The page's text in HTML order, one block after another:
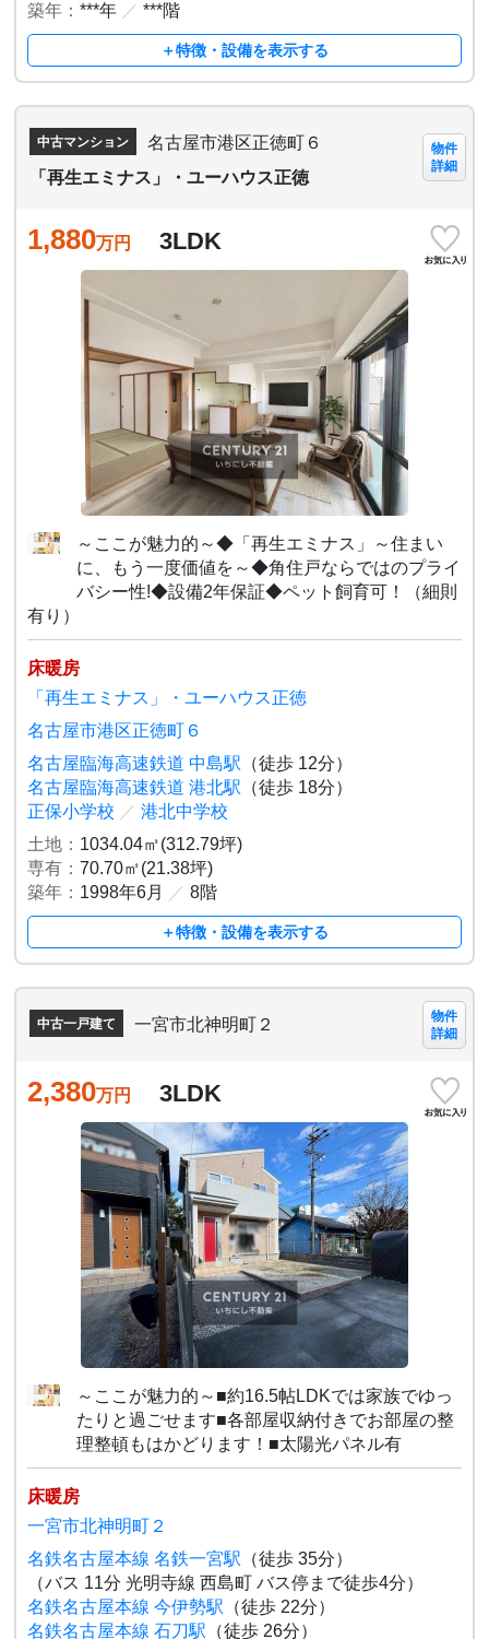
築年：***年 ／ ***階
＋特徴・設備を表示する
中古マンション
名古屋市港区正徳町６
「再生エミナス」・ユーハウス正徳
物件
詳細
1,880万円 3LDK
～ここが魅力的～◆「再生エミナス」～住まい
に、もう一度価値を～◆角住戸ならではのプライ
バシー性!◆設備2年保証◆ペット飼育可！（細則
有り）
床暖房
「再生エミナス」・ユーハウス正徳
名古屋市港区正徳町６
名古屋臨海高速鉄道 中島駅 （徒歩 12分）
名古屋臨海高速鉄道 港北駅 （徒歩 18分）
正保小学校 ／ 港北中学校
土地： 1034.04㎡(312.79坪)
専有：70.70㎡(21.38坪)
築年： 1998年6月 ／ 8階
＋特徴・設備を表示する
中古一戸建て 一宮市北神明町２
物件
詳細
2,380万円 3LDK
～ここが魅力的～■約16.5帖LDKでは家族でゆっ
たりと過ごせます■各部屋収納付きでお部屋の整
理整頓もはかどります！■太陽光パネル有
床暖房
一宮市北神明町２
名鉄名古屋本線 名鉄一宮駅 （徒歩 35分）
（バス 11分 光明寺線 西島町 バス停まで徒歩4分）
名鉄名古屋本線 今伊勢駅 （徒歩 22分）
名鉄名古屋本線 石刀駅 （徒歩 26分）